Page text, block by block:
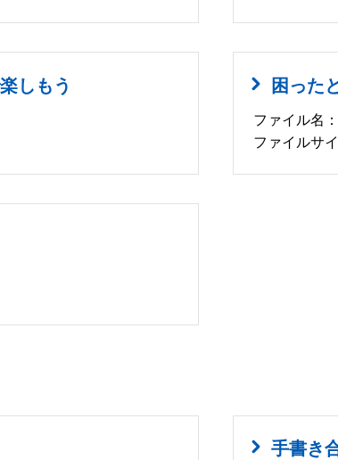
しもう 困った
ファイル名
ファイルサ
手書き